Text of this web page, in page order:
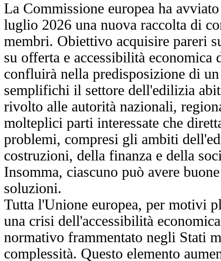
La Commissione europea ha
luglio 2026 una nuova raccolta di
membri. Obiettivo acquisire pareri
su offerta e accessibilità
confluirà nella predisposizione di un
semplifichi il settore dell'edilizia
rivolto alle autorità nazionali,
molteplici parti interessate che
problemi, compresi gli ambiti
costruzioni, della finanza e della
Insomma, ciascuno può avere
soluzioni.
Tutta l'Unione europea, per motivi
una crisi dell'accessibilità
normativo frammentato negli Stati
complessità. Questo elemento